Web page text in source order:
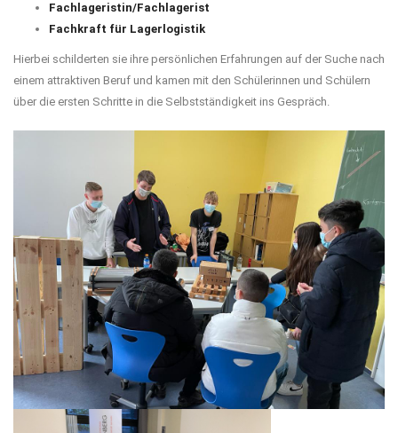
Fachlageristin/Fachlagerist
Fachkraft für Lagerlogistik
Hierbei schilderten sie ihre persönlichen Erfahrungen auf der Suche nach
einem attraktiven Beruf und kamen mit den Schülerinnen und Schülern
über die ersten Schritte in die Selbstständigkeit ins Gespräch.